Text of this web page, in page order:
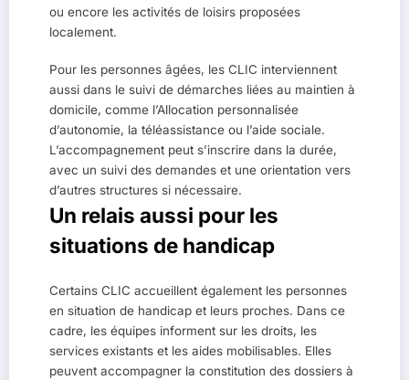
ou encore les activités de loisirs proposées
localement.
Pour les personnes âgées, les CLIC interviennent
aussi dans le suivi de démarches liées au maintien à
domicile, comme l’Allocation personnalisée
d’autonomie, la téléassistance ou l’aide sociale.
L’accompagnement peut s’inscrire dans la durée,
avec un suivi des demandes et une orientation vers
d’autres structures si nécessaire.
Un relais aussi pour les
situations de handicap
Certains CLIC accueillent également les personnes
en situation de handicap et leurs proches. Dans ce
cadre, les équipes informent sur les droits, les
services existants et les aides mobilisables. Elles
peuvent accompagner la constitution des dossiers à